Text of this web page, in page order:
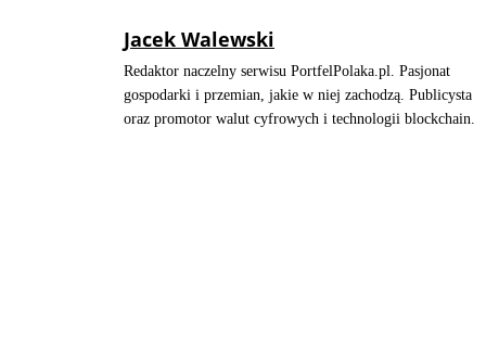
Jacek Walewski
Redaktor naczelny serwisu PortfelPolaka.pl. Pasjonat
gospodarki i przemian, jakie w niej zachodzą. Publicysta
oraz promotor walut cyfrowych i technologii blockchain.